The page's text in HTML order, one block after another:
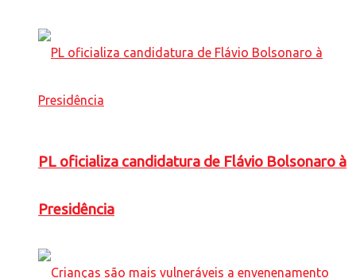
PL oficializa candidatura de Flávio Bolsonaro à
Presidência